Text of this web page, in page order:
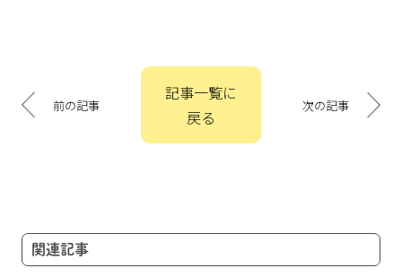
稿
ナ
ョ
ン
前の記事
記事一覧に
戻る
次の記事
関連記事